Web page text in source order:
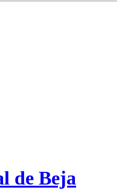
de Beja